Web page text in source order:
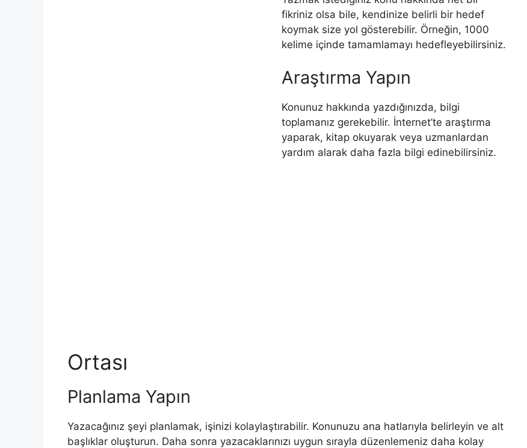
fikriniz olsa bile, kendinize belirli bir hedef
koymak size yol gösterebilir. Örneğin, 1000
kelime içinde tamamlamayı hedefleyebilirsiniz.
Araştırma Yapın
Konunuz hakkında yazdığınızda, bilgi
toplamanız gerekebilir. İnternet’te araştırma
yaparak, kitap okuyarak veya uzmanlardan
yardım alarak daha fazla bilgi edinebilirsiniz.
Ortası
Planlama Yapın
Yazacağınız şeyi planlamak, işinizi kolaylaştırabilir. Konunuzu ana hatlarıyla belirleyin ve alt
başlıklar oluşturun. Daha sonra yazacaklarınızı uygun sırayla düzenlemeniz daha kolay